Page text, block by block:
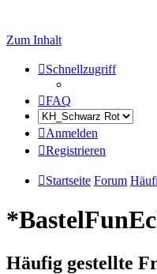
Zum Inhalt
Schnellzugriff
FAQ
Anmelden
Registrieren
Startseite Forum
Häufig gestellte